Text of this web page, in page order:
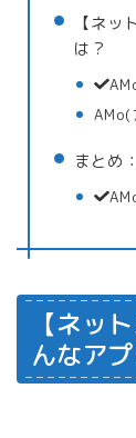
【ネ
は？
AMo(
まとめ
【ネッ
んなア